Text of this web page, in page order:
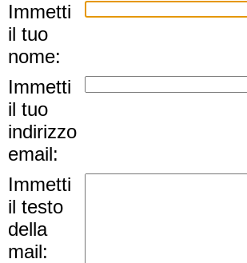
Immetti
il tuo
nome:
Immetti
il tuo
indirizzo
email:
Immetti
il testo
della
mail: